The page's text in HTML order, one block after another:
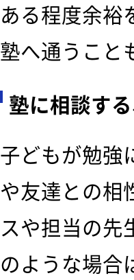
ある程度余裕
塾へ通うこと
塾に相談す
子どもが勉強
や友達との相
スや担当の先
のような場合